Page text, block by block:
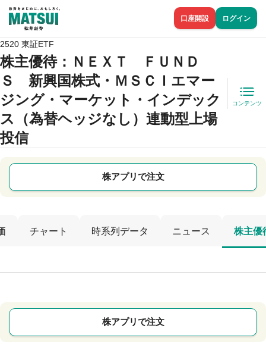
口座開設 ログイン
2520 東証ETF
株主優待：ＮＥＸＴ ＦＵＮＤ
Ｓ 新興国株式・ＭＳＣＩエマー
ジング・マーケット・インデック
ス（為替ヘッジなし）連動型上場
投信
コンテンツ
株アプリで注文
チャート 時系列データ ニュース 株主優
株アプリで注文